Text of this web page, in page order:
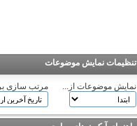
تنظیمات نمایش موضوعات
نمایش موضوعات از... مرتب سازی